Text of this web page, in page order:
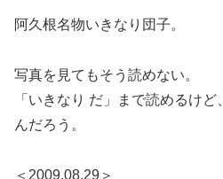
阿久根名物いきなり団子。
写真を見てもそう読めない。
「いきなり だ」まで読めるけ
んだろう。
＜2009.08.29＞